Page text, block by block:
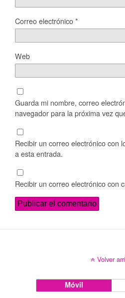
Correo electrónico*
Web
Guarda mi nombre, correo
navegador para la próxima vez
Recibir un correo electrónico con
a esta entrada.
Recibir un correo electrónico con
Volver
Móvil